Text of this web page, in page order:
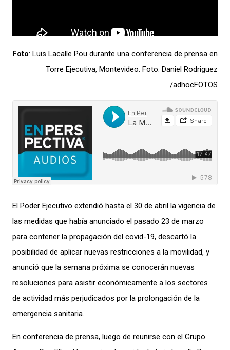
Foto: Luis Lacalle Pou durante una conferencia de prensa en
Torre Ejecutiva, Montevideo. Foto: Daniel Rodriguez
/adhocFOTOS
El Poder Ejecutivo extendió hasta el 30 de abril la vigencia de
las medidas que había anunciado el pasado 23 de marzo
para contener la propagación del covid-19, descartó la
posibilidad de aplicar nuevas restricciones a la movilidad, y
anunció que la semana próxima se conocerán nuevas
resoluciones para asistir económicamente a los sectores
de actividad más perjudicados por la prolongación de la
emergencia sanitaria.
En conferencia de prensa, luego de reunirse con el Grupo